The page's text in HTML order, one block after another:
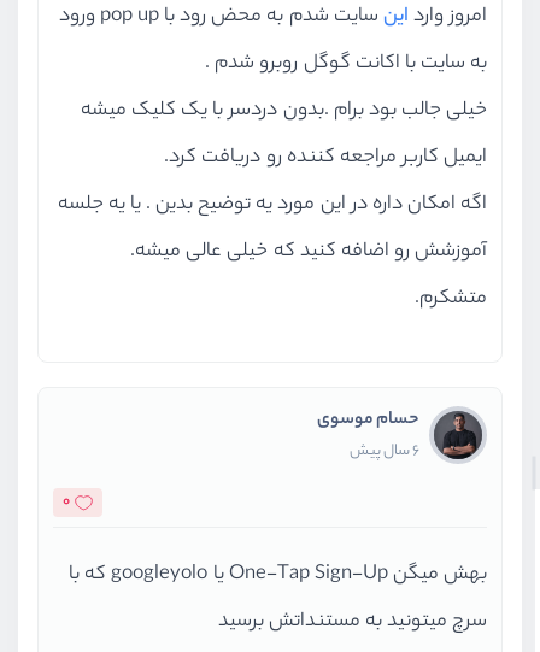
امروز وارداین
سایت شدم به محض رود با pop up ورود
به سایت با اکانت گوگل روبرو شدم .
خیلی جالب بود برام .بدون دردسر با یک کلیک میشه
ایمیل کاربر مراجعه کننده رو دریافت کرد.
اگه امکان داره در این مورد یه توضیح بدین . یا یه جلسه
آموزشش رو اضافه کنید که خیلی عالی میشه.
متشکرم.
حسام موسوی
6 سال پیش
0
بهش میگن One-Tap Sign-Up یا googleyolo که با
سرچ میتونید به مستنداتش برسید